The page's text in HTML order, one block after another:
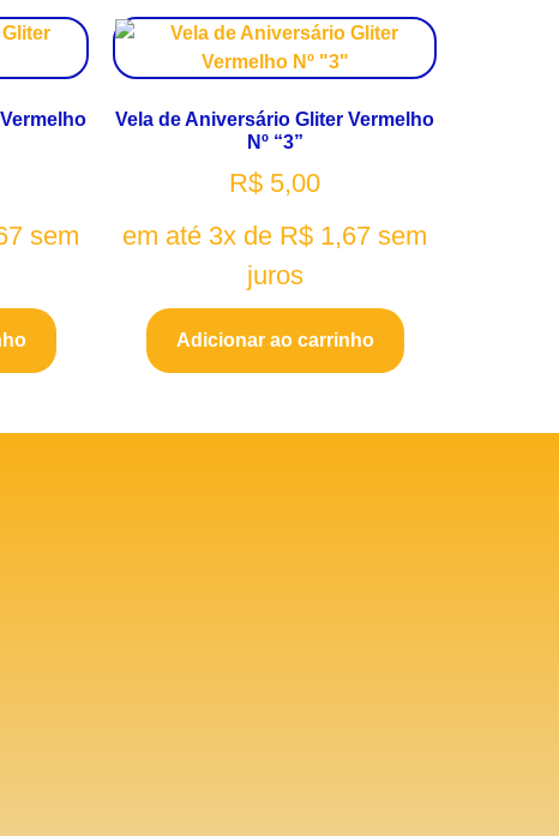
sem
Vela de Aniversário Gliter Vermelho
Nº “3”
R$ 5,00
em até 3x de R$ 1,67 sem
juros
Adicionar ao carrinho